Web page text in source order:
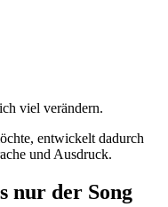
viel verändern.
entwickelt dadurch
und Ausdruck.
nur der Song